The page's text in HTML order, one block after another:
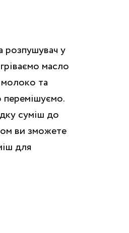
у
масло
та
перемішуємо.
суміш до
ви зможете
для